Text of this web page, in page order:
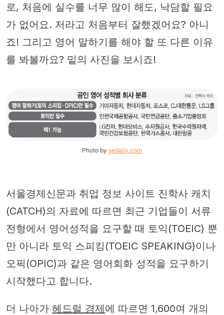
로, 처음에 실수를 너무 많이 해도, 낙담할 필요
가 없어요. 저라고 처음부터 잘했겠어요? 아니
죠! 그리고 영어 말하기를 해야 할 또 다른 이유
를 봐볼까요? 밑의 사진을 보시죠!
Photo by sedaily.com
서울경제신문과 취업 정보 사이트 진학사 캐치
(CATCH)의 자료에 따르면 최근 기업들이 서류
전형에서 영어성적을 요구할 때 토익(TOEIC) 뿐
만 아니라 토익 스피킹(TOEIC SPEAKING)이나
오픽(OPIC)과 같은 영어회화 성적을 요구하기
시작했다고 합니다.
더 나아가 헤드럴 경제에 따르면 1,600여 개의